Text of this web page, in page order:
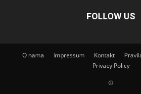
FOLLOW US
O nama Impressum Kontakt
Privacy Policy
©